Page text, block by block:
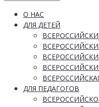
О НАС
ДЛЯ ДЕТЕЙ
ДЛЯ ПЕДАГОГОВ